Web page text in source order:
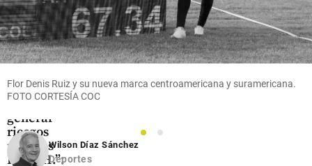
Colombia
“Algunas
propuestas
podrían
generar
riesgos
para los
DD. HH.”:
Flor Denis Ruiz y su nueva marca centroamericana y suramericana.
FOTO CORTESÍA COC
1
2
Wilson Díaz Sánchez
Deportes